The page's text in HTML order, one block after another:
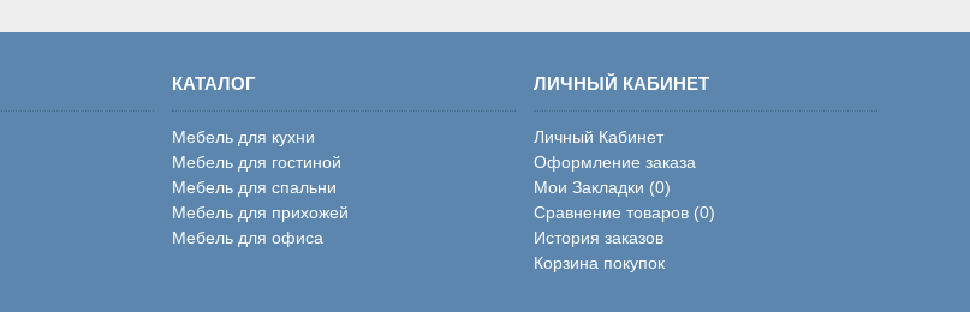
КАТАЛОГ
Мебель для кухни
Мебель для гостиной
Мебель для спальни
Мебель для прихожей
Мебель для офиса
ЛИЧНЫЙ КАБИНЕТ
Личный Кабинет
Оформление заказа
Мои Закладки (0)
Сравнение товаров (0)
История заказов
Корзина покупок